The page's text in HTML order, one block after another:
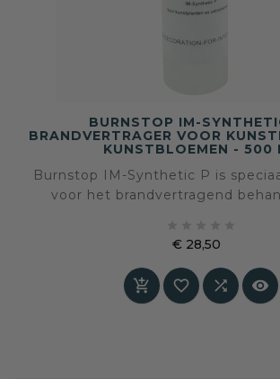
BURNSTOP IM-
BRANDVERTRAGER VOOR
KUNSTBLOEMEN - 500
Burnstop IM-Synthetic P is
voor het brandvertragend
betere en stabiele
eigenschappen, zonder dat
structuur worden
€ 28,50
   